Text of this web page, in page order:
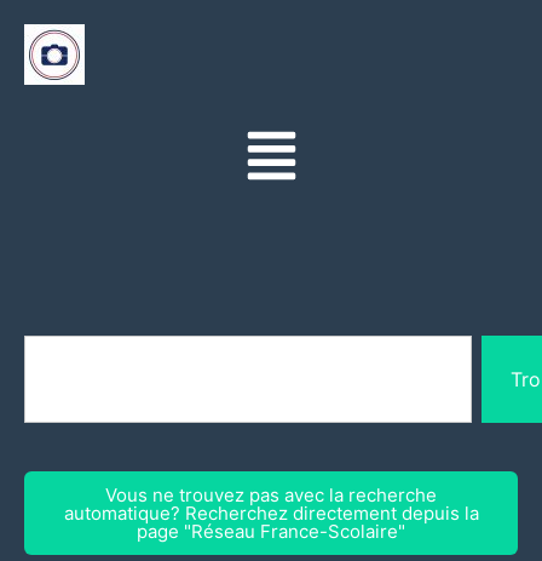
Vous ne trouvez pas avec la recherche
automatique? Recherchez directement depuis la
page "Réseau France-Scolaire"